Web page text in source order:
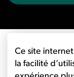
Ce site
la facilité